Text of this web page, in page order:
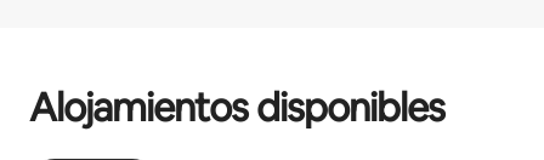
Alojamientos disponibles